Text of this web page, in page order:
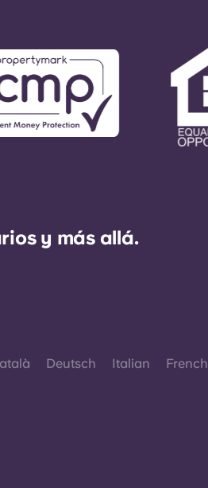
y más allá.
Deutsch Italian French